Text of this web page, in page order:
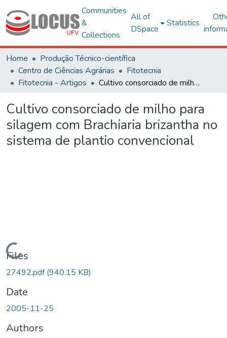
Communities
&
Collections
All of
DSpace
Statistics
Home
Produção Técnico-científica
Centro de Ciências Agrárias
Fitotecnia
Fitotecnia - Artigos
Cultivo consorciado de milho para silagem com Brachiaria brizantha no sistema de plantio convencional
Cultivo consorciado de milho para
silagem com Brachiaria brizantha no
sistema de plantio convencional
Loading...
Files
27492.pdf(940.15 KB)
Date
2005-11-25
Authors